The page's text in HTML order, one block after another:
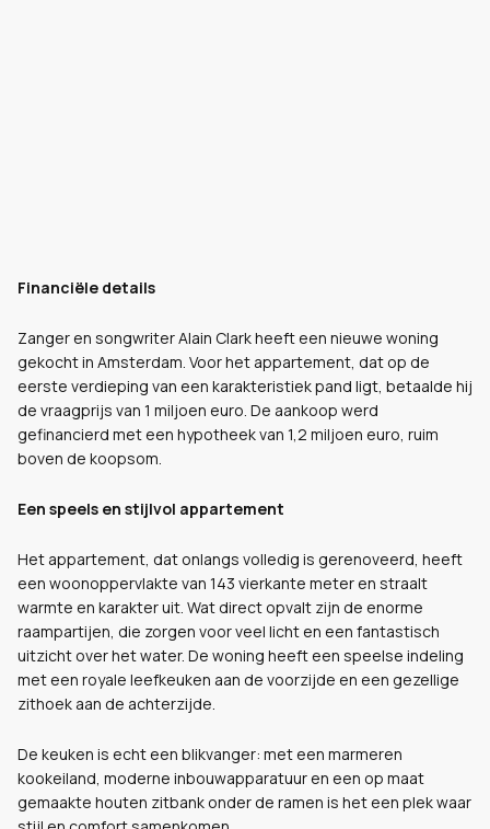
Financiële details
Zanger en songwriter Alain Clark heeft een nieuwe woning
gekocht in Amsterdam. Voor het appartement, dat op de
eerste verdieping van een karakteristiek pand ligt, betaalde hij
de vraagprijs van 1 miljoen euro. De aankoop werd
gefinancierd met een hypotheek van 1,2 miljoen euro, ruim
boven de koopsom.
Een speels en stijlvol appartement
Het appartement, dat onlangs volledig is gerenoveerd, heeft
een woonoppervlakte van 143 vierkante meter en straalt
warmte en karakter uit. Wat direct opvalt zijn de enorme
raampartijen, die zorgen voor veel licht en een fantastisch
uitzicht over het water. De woning heeft een speelse indeling
met een royale leefkeuken aan de voorzijde en een gezellige
zithoek aan de achterzijde.
De keuken is echt een blikvanger: met een marmeren
kookeiland, moderne inbouwapparatuur en een op maat
gemaakte houten zitbank onder de ramen is het een plek waar